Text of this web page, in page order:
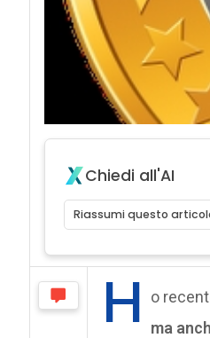
Chiedi all'AI
Riassumi questo
H o
ma